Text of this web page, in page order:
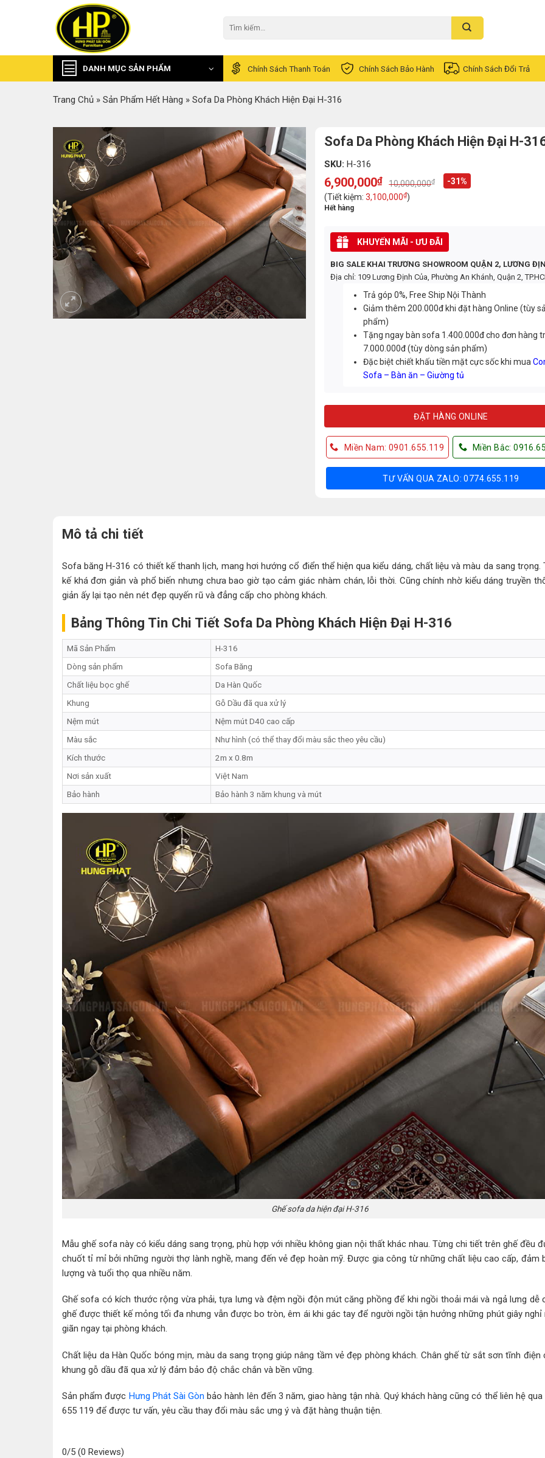
kiếm:
DANH MỤC SẢN PHẨM Chính Sách Thanh Toán Chính Sách Bảo Hành Chính Sách Đổi Trả
Trang Chủ » Sản Phẩm Hết Hàng » Sofa Da Phòng Khách Hiện Đại H-316
Sofa Da Phòng Khách Hiện Đại H-
SKU:H-316
10,000,000₫
Original
price
was:
10,000,000₫.
6,900,000₫
Current
price
is:
6,900,000₫.
-31%
(Tiết kiệm:3,100,000₫)
Hết hàng
KHUYẾN MÃI - ƯU ĐÃI
BIG SALE KHAI TRƯƠNG SHOWROOM QUẬN 2, LƯƠNG
Địa chỉ: 109 Lương Định Của, Phường An Khánh, Quận 2,
Trả góp 0%, Free Ship Nội Thành
Giảm thêm 200.000đ khi đặt hàng Online (tùy
phẩm)
Tặng ngay bàn sofa 1.400.000đ cho đơn hàng
7.000.000đ (tùy dòng sản phẩm)
Đặc biệt chiết khấu tiền mặt cực sốc khi mua
Sofa – Bàn ăn – Giường tủ
ĐẶT HÀNG ONLINE
Miền Nam: 0901.655.119 Miền Bắc:
TƯ VẤN QUA ZALO: 0774.655.119
Mô tả chi tiết
Sofa băng H-316 có thiết kế thanh lịch, mang hơi hướng cổ điển thể hiện qua kiểu dáng, chất liệu và màu da sang trọng.
kế khá đơn giản và phổ biến nhưng chưa bao giờ tạo cảm giác nhàm chán, lỗi thời. Cũng chính nhờ kiểu dáng truyền
giản ấy lại tạo nên nét đẹp quyến rũ và đẳng cấp cho phòng khách.
Bảng Thông Tin Chi Tiết Sofa Da Phòng Khách Hiện Đại H-316
Mã Sản Phẩm
H-316
Dòng sản phẩm
Sofa Băng
Chất liệu bọc ghế
Da Hàn Quốc
Khung
Gỗ Dầu đã qua xử lý
Nệm mút
Nệm mút D40 cao cấp
Màu sắc
Như hình (có thể thay đổi màu sắc theo yêu cầu)
Kích thước
2m x 0.8m
Nơi sản xuất
Việt Nam
Bảo hành
Bảo hành 3 năm khung và mút
Ghế sofa da hiện đại H-316
Mẫu ghế sofa này có kiểu dáng sang trọng, phù hợp với nhiều không gian nội thất khác nhau. Từng chi tiết trên ghế đều
chuốt tỉ mỉ bởi những người thợ lành nghề, mang đến vẻ đẹp hoàn mỹ. Được gia công từ những chất liệu cao cấp, đảm
lượng và tuổi thọ qua nhiều năm.
Ghế sofa có kích thước rộng vừa phải, tựa lưng và đệm ngồi độn mút căng phồng để khi ngồi thoải mái và ngả lưng dễ
ghế được thiết kế mỏng tối đa nhưng vẫn được bo tròn, êm ái khi gác tay để người ngồi tận hưởng những phút giây nghỉ
giãn ngay tại phòng khách.
Chất liệu da Hàn Quốc bóng mịn, màu da sang trọng giúp nâng tầm vẻ đẹp phòng khách. Chân ghế từ sắt sơn tĩnh điện
khung gỗ dầu đã qua xử lý đảm bảo độ chắc chắn và bền vững.
Sản phẩm được Hưng Phát Sài Gòn bảo hành lên đến 3 năm, giao hàng tận nhà. Quý khách hàng cũng có thể liên hệ qua
655 119 để được tư vấn, yêu cầu thay đổi màu sắc ưng ý và đặt hàng thuận tiện.
0/5 (0 Reviews)